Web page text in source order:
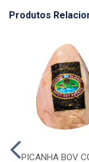
Produtos
PICANHA BOV